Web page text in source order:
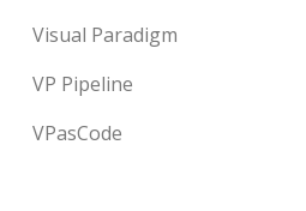
Visual Paradigm
VP Pipeline
VPasCode